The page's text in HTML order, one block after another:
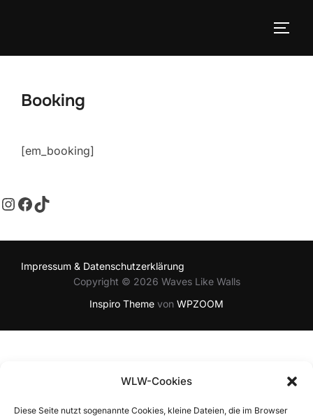
WLW-Cookies
Diese Seite nutzt sogenannte Cookies, kleine Dateien, die im Browser
Booking
[em_booking]
Impressum & Datenschutzerklärung
Copyright © 2026 Waves Like Walls
Inspiro Theme von WPZOOM